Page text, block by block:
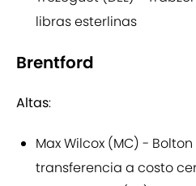
libras esterlinas
Brentford
Altas:
Max Wilcox (MC) -
transferencia a costo